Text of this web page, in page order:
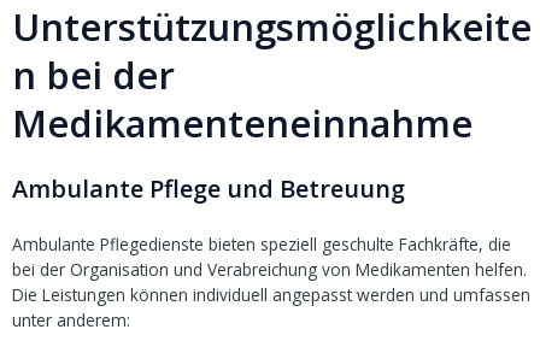
Unterstützungsmöglichkeite
n bei der
Medikamenteneinnahme
Ambulante Pflege und Betreuung
Ambulante Pflegedienste bieten speziell geschulte Fachkräfte, die
bei der Organisation und Verabreichung von Medikamenten helfen.
Die Leistungen können individuell angepasst werden und umfassen
unter anderem: